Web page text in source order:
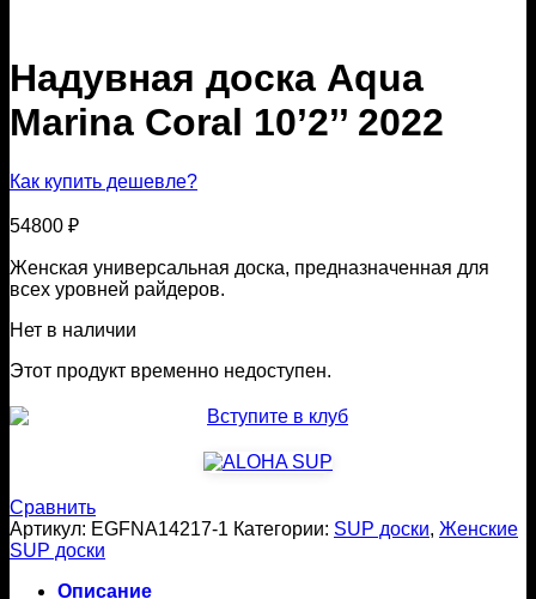
Надувная доска Aqua
Marina Coral 10’2’’ 2022
Как купить дешевле?
54800 ₽
Женская универсальная доска, предназначенная для
всех уровней райдеров.
Нет в наличии
Этот продукт временно недоступен.
Сравнить
Артикул: EGFNA14217-1 Категории: SUP доски, Женские
SUP доски
Описание